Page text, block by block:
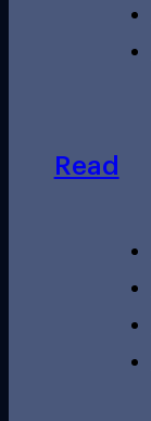
Read